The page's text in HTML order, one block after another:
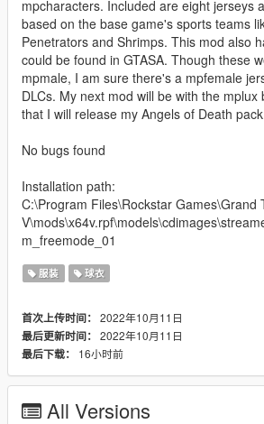
mpcharacters. Included are eight jerseys
based on the base game's sports teams
Penetrators and Shrimps. This mod also
could be found in GTASA. Though these
mpmale, I am sure there's a mpfemale
DLCs. My next mod will be with the
that I will release my Angels of Death
No bugs found
Installation path:
C:\Program Files\Rockstar Games\Grand
m_freemode_01
服装 球衣
首次上传时间： 2022年10月11日
最后更新时间： 2022年10月11日
最后下载：
16小时前
All Versions